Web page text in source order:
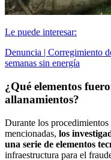
Le puede interesar:
Denuncia | Corregimiento
semanas sin energía
¿Qué elementos
allanamientos?
Durante los
mencionadas, los
una serie de elementos
infraestructura para el